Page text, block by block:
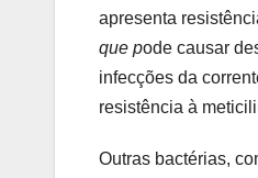
apresenta
que pode causar
infecções da
resistência à
Outras bactérias,